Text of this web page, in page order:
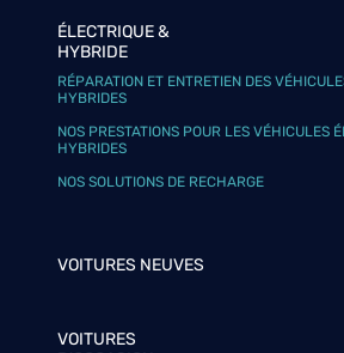
ÉLECTRIQUE &
HYBRIDE
RÉPARATION ET ENTRETIEN DES
HYBRIDES
NOS PRESTATIONS POUR LES VÉHICULES
HYBRIDES
NOS SOLUTIONS DE RECHARGE
VOITURES NEUVES
VOITURES